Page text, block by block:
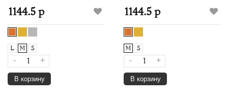
1144.5 р
L M S
- +
В корзину
1144.5 р
M S
- +
В корзину